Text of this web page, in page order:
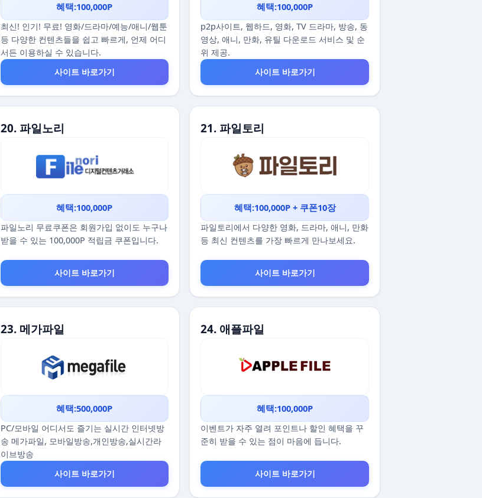
혜택:100,000P
최신! 인기! 무료! 영화/드라마/예능/애니/웹툰
등 다양한 컨텐츠들을 쉽고 빠르게, 언제 어디
서든 이용하실 수 있습니다.
사이트 바로가기
혜택:100,000P
p2p사이트, 웹하드, 영화, TV 드라마, 방송, 동
영상, 애니, 만화, 유틸 다운로드 서비스 및 순
위 제공.
사이트 바로가기
20. 파일노리
혜택:100,000P
파일노리 무료쿠폰은 회원가입 없이도 누구나
받을 수 있는 100,000P 적립금 쿠폰입니다.
사이트 바로가기
21. 파일토리
혜택:100,000P + 쿠폰10장
파일토리에서 다양한 영화, 드라마, 애니, 만화
등 최신 컨텐츠를 가장 빠르게 만나보세요.
사이트 바로가기
23. 메가파일
혜택:500,000P
PC/모바일 어디서도 즐기는 실시간 인터넷방
송 메가파일, 모바일방송,개인방송,실시간라
이브방송
사이트 바로가기
24. 애플파일
혜택:100,000P
이벤트가 자주 열려 포인트나 할인 혜택을 꾸
준히 받을 수 있는 점이 마음에 듭니다.
사이트 바로가기